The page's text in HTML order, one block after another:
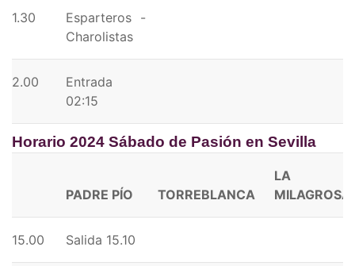
1.30
Esparteros -
Charolistas
2.00
Entrada
02:15
Horario 2024 Sábado de Pasión en Sevilla
PADRE PÍO TORREBLANCA
LA
MILAGROSA
15.00 Salida 15.10